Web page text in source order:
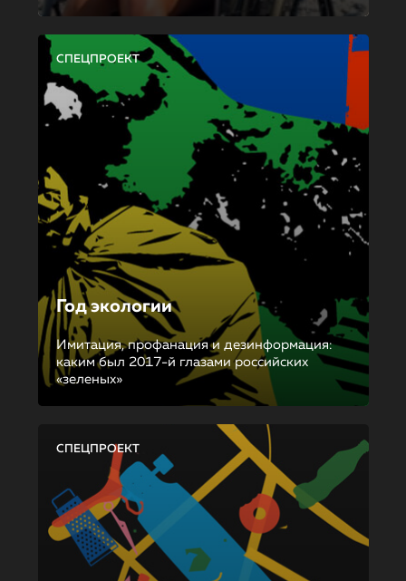
СПЕЦПРОЕКТ
Год экологии
Имитация, профанация и дезинформация:
каким был 2017-й глазами российских
«зеленых»
СПЕЦПРОЕКТ